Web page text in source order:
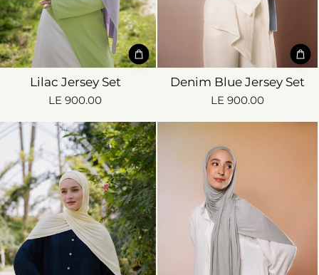
Lilac Jersey Set
LE 900.00
Denim Blue Jersey Set
LE 900.00